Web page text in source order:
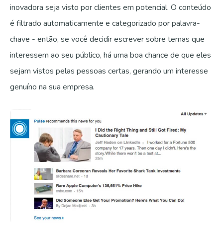
inovadora seja visto por clientes em potencial. O conteúdo
é filtrado automaticamente e categorizado por palavra-
chave - então, se você decidir escrever sobre temas que
interessem ao seu público, há uma boa chance de que eles
sejam vistos pelas pessoas certas, gerando um interesse
genuíno na sua empresa.